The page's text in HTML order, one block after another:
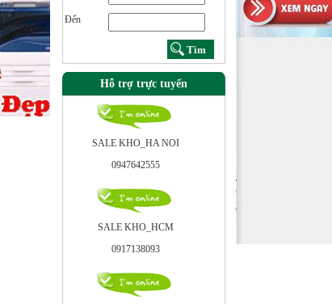
Đến
Hỗ trợ trực tuyến
SALE KHO_HA NOI
0947642555
SALE KHO_HCM
0917138093